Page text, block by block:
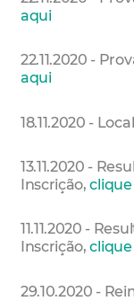
aqui
22.11.2020 -
aqui
18.11.2020 -
13.11.2020 -
Inscrição,
11.11.2020 -
Inscrição,
29.10.2020 -